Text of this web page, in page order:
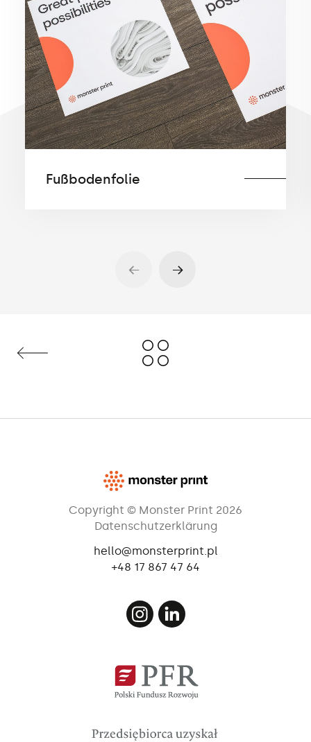
Fußbodenfolie
Copyright © Monster Print 2026
Datenschutzerklärung
hello@monsterprint.pl
+48 17 867 47 64